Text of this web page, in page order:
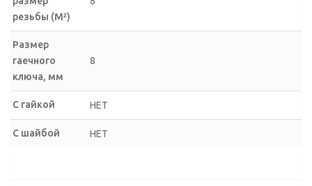
резьбы (М²)
Размер
гаечного
ключа, мм
8
С гайкой НЕТ
С шайбой НЕТ